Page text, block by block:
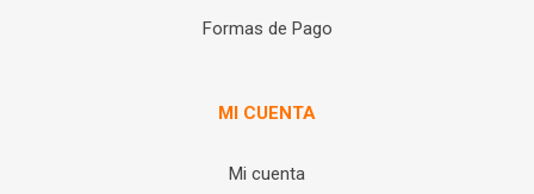
Formas de Pago
MI CUENTA
Mi cuenta